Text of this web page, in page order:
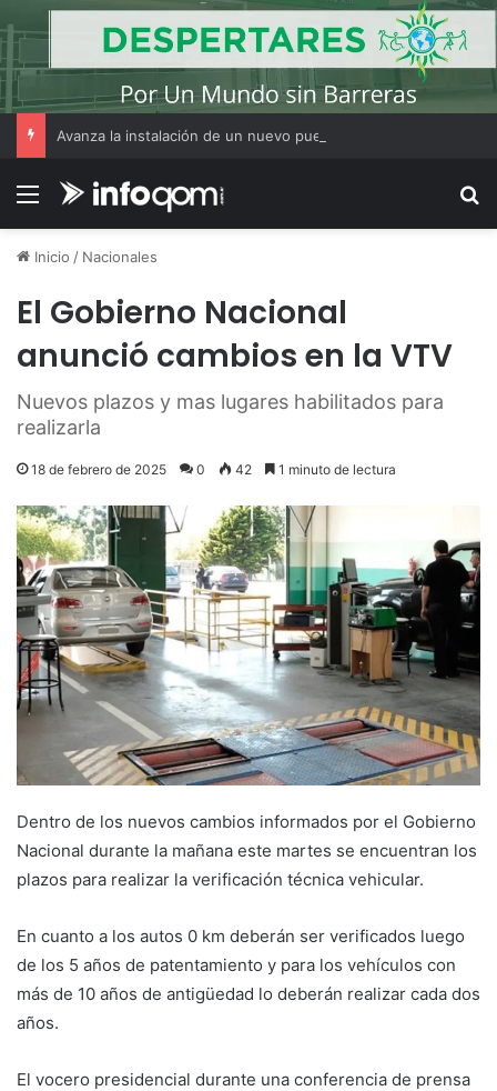
Menú
Inicio / Nacionales
El Gobierno Nacional
anunció cambios en la VTV
Nuevos plazos y mas lugares habilitados para
realizarla
18 de febrero de 2025 0 42 1 minuto de lectura
Dentro de los nuevos cambios informados por el Gobierno
Nacional durante la mañana este martes se encuentran los
plazos para realizar la verificación técnica vehicular.
En cuanto a los autos 0 km deberán ser verificados luego
de los 5 años de patentamiento y para los vehículos con
más de 10 años de antigüedad lo deberán realizar cada dos
años.
El vocero presidencial durante una conferencia de prensa